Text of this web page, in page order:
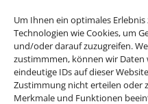
Um Ihnen ein optimales
Technologien wie Cookies, um
und/oder darauf zuzugreifen.
zustimmmen, können wir Daten
eindeutige IDs auf dieser
Zustimmung nicht erteilen oder
Merkmale und Funktionen